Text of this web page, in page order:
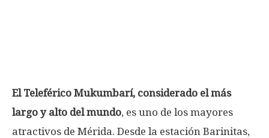
El Teleférico Mukumbarí, considerado el más
largo y alto del mundo, es uno de los mayores
atractivos de Mérida. Desde la estación Barinitas,